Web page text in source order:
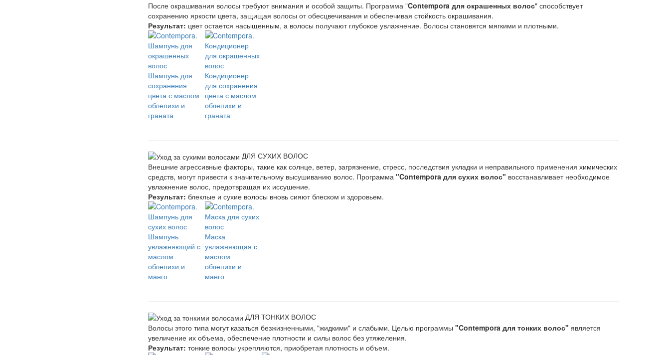
После окрашивания волосы требуют внимания и особой защиты. Программа "Contempora для окрашенных волос" способствует
сохранению яркости цвета, защищая волосы от обесцвечивания и обеспечивая стойкость окрашивания.
Результат: цвет остается насыщенным, а волосы получают глубокое увлажнение. Волосы становятся мягкими и плотными.
Шампунь для
сохранения
цвета с маслом
облепихи и
граната
Кондиционер
для сохранения
цвета с маслом
облепихи и
граната
ДЛЯ СУХИХ ВОЛОС
Внешние агрессивные факторы, такие как солнце, ветер, загрязнение, стресс, последствия укладки и неправильного применения химических
средств, могут привести к значительному высушиванию волос. Программа "Contempora для сухих волос" восстанавливает необходимое
увлажнение волос, предотвращая их иссушение.
Результат: блеклые и сухие волосы вновь сияют блеском и здоровьем.
Шампунь
увлажняющий с
маслом
облепихи и
манго
Маска
увлажняющая с
маслом
облепихи и
манго
ДЛЯ ТОНКИХ ВОЛОС
Волосы этого типа могут казаться безжизненными, "жидкими" и слабыми. Целью программы "Contempora для тонких волос" является
увеличение их объема, обеспечение плотности и силы волос без утяжеления.
Результат: тонкие волосы укрепляются, приобретая плотность и объем.